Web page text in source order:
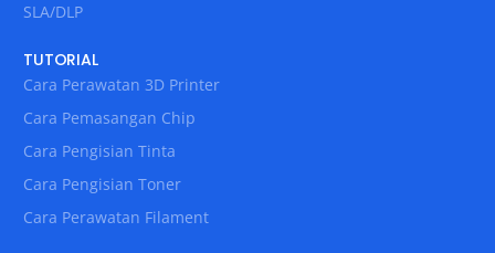
SLA/DLP
TUTORIAL
Cara Perawatan 3D Printer
Cara Pemasangan Chip
Cara Pengisian Tinta
Cara Pengisian Toner
Cara Perawatan Filament